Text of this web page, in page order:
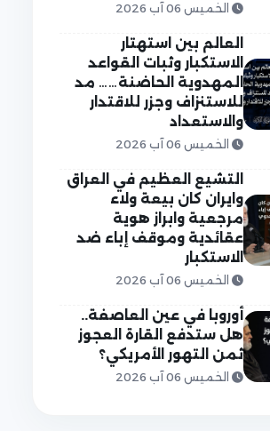
الخميس 06 آب 2026
العالم بين استهتار
الاستكبار وثبات القواعد
المهدوية الحاضنة…… مد
للاستنزاف وجزر للاقتدار
والاستعداد
الخميس 06 آب 2026
التشيع العظيم في العراق
وايران كان بيعة ولاء
مرجعية وابراز هوية
عقائدية وموقف إباء ضد
الاستكبار
الخميس 06 آب 2026
أوروبا في عين العاصفة..
هل ستدفع القارة العجوز
ثمن التهور الأمريكي؟
الخميس 06 آب 2026